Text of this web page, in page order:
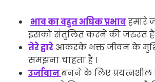
भाव का वहुत अधिक प्रभावहमारे
इसको संंतुलित करने की जरुरत
तेरे द्वारे आकरके भक्त जीवन के
समझना चाहता है ।
उर्जावानबनने के लिए प्रयत्नशील